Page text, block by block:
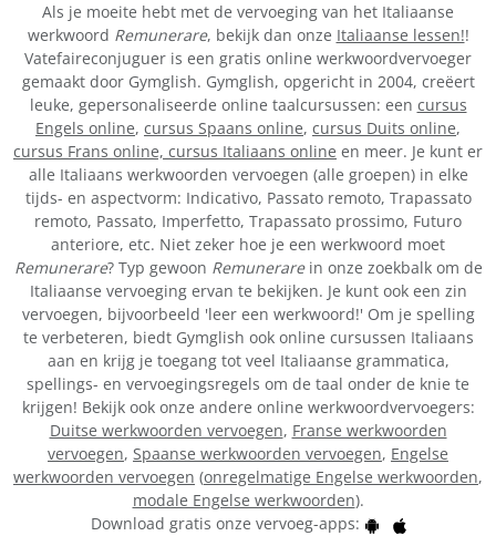
Als je moeite hebt met de vervoeging van het Italiaanse
werkwoord Remunerare, bekijk dan onze Italiaanse lessen!!
Vatefaireconjuguer is een gratis online werkwoordvervoeger
gemaakt door Gymglish. Gymglish, opgericht in 2004, creëert
leuke, gepersonaliseerde online taalcursussen: een cursus
Engels online, cursus Spaans online, cursus Duits online,
cursus Frans online, cursus Italiaans online en meer. Je kunt er
alle Italiaans werkwoorden vervoegen (alle groepen) in elke
tijds- en aspectvorm: Indicativo, Passato remoto, Trapassato
remoto, Passato, Imperfetto, Trapassato prossimo, Futuro
anteriore, etc. Niet zeker hoe je een werkwoord moet
Remunerare? Typ gewoon Remunerarein onze zoekbalk om de
Italiaanse vervoeging ervan te bekijken. Je kunt ook een zin
vervoegen, bijvoorbeeld 'leer een werkwoord!' Om je spelling
te verbeteren, biedt Gymglish ook online cursussen Italiaans
aan en krijg je toegang tot veel Italiaanse grammatica,
spellings- en vervoegingsregels om de taal onder de knie te
krijgen! Bekijk ook onze andere online werkwoordvervoegers:
Duitse werkwoorden vervoegen, Franse werkwoorden
vervoegen, Spaanse werkwoorden vervoegen, Engelse
werkwoorden vervoegen (onregelmatige Engelse werkwoorden,
modale Engelse werkwoorden).
Download gratis onze vervoeg-apps: